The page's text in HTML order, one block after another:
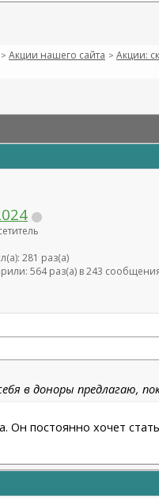
> Акции нашего сайта > Акции:
281 раз(а)
564 раз(а) в 243
в доноры предлагаю,
Он постоянно хочет